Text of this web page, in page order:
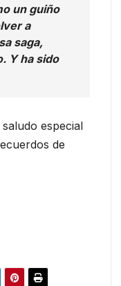
un guiño
a
saga,
Y ha sido
especial
de